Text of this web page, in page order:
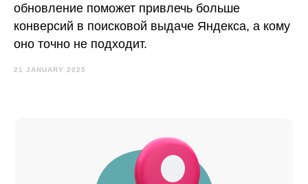
обновление поможет привлечь больше
конверсий в поисковой выдаче Яндекса, а кому
оно точно не подходит.
21 JANUARY 2025